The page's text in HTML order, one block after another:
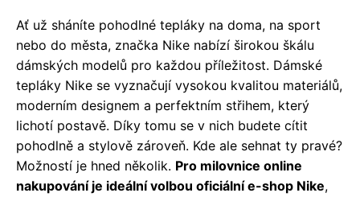
Ať už sháníte pohodlné tepláky na doma, na sport
nebo do města, značka Nike nabízí širokou škálu
dámských modelů pro každou příležitost. Dámské
tepláky Nike se vyznačují vysokou kvalitou materiálů,
moderním designem a perfektním střihem, který
lichotí postavě. Díky tomu se v nich budete cítit
pohodlně a stylově zároveň. Kde ale sehnat ty pravé?
Možností je hned několik. Pro milovnice online
nakupování je ideální volbou oficiální e-shop Nike,